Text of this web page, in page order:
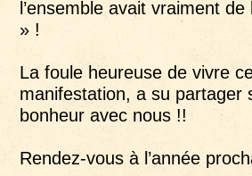
l’ensemble avait vraiment
» !
La foule heureuse de vivre
manifestation, a su partager
bonheur avec nous !!
Rendez-vous à l’année